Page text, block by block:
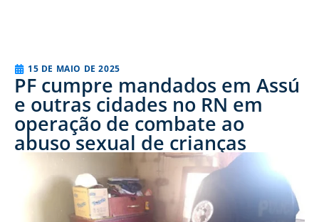
15 DE MAIO DE 2025
PF cumpre mandados em Assú
e outras cidades no RN em
operação de combate ao
abuso sexual de crianças